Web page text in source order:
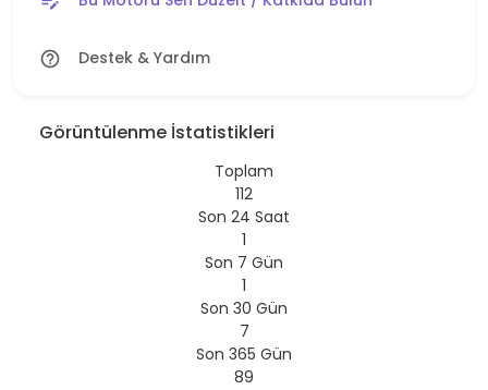
help_outline Destek & Yardım
Görüntülenme İstatistikleri
Toplam
112
Son 24 Saat
1
Son 7 Gün
1
Son 30 Gün
7
Son 365 Gün
89